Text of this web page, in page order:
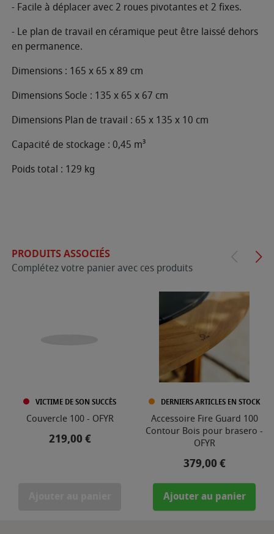
- Facile à déplacer avec 2 roues pivotantes et 2 fixes.
- Le plan de travail en céramique peut être laissé dehors
en permanence.
Dimensions : 165 x 65 x 89 cm
Dimensions Socle : 135 x 65 x 67 cm
Dimensions Plan de travail : 65 x 135 x 10 cm
Capacité de stockage : 0,45 m³
Poids total : 129 kg
PRODUITS ASSOCIÉS
Complétez votre panier avec ces produits
VICTIME DE SON SUCCÈS
Couvercle 100 - OFYR
Prix
219,00 €
DERNIERS ARTICLES EN STOCK
Accessoire Fire Guard 100
Contour Bois pour brasero -
OFYR
Prix
379,00 €
Ajouter au panier